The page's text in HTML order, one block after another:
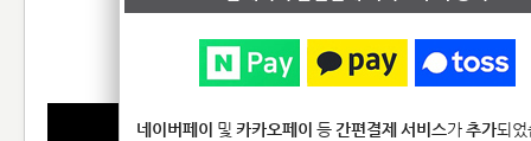
Polygonshape 0| Hit 17,824
네이버페이 및 카카오페이 등간편결제 서비스가추가되